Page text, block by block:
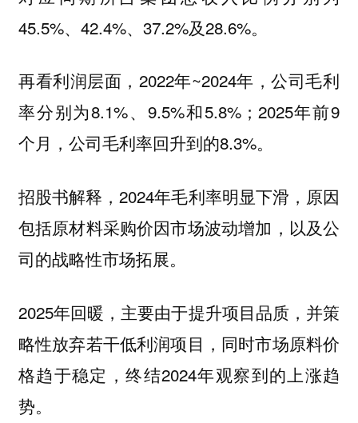
45.5%、42.4%、37.2%及28.6%。
再看利润层面，2022年~2024年，公司毛利
率分别为8.1%、9.5%和5.8%；2025年前9
个月，公司毛利率回升到的8.3%。
招股书解释，2024年毛利率明显下滑，原因
包括原材料采购价因市场波动增加，以及公
司的战略性市场拓展。
2025年回暖，主要由于提升项目品质，并策
略性放弃若干低利润项目，同时市场原料价
格趋于稳定，终结2024年观察到的上涨趋
势。